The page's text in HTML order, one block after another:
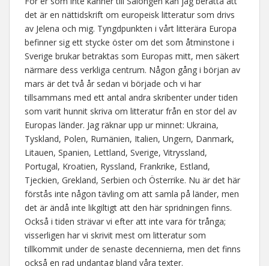
det är en nättidskrift om europeisk litteratur som drivs
av Jelena och mig. Tyngdpunkten i vårt litterära Europa
befinner sig ett stycke öster om det som åtminstone i
Sverige brukar betraktas som Europas mitt, men säkert
närmare dess verkliga centrum. Någon gång i början av
mars är det två år sedan vi började och vi har
tillsammans med ett antal andra skribenter under tiden
som varit hunnit skriva om litteratur från en stor del av
Europas länder. Jag räknar upp ur minnet: Ukraina,
Tyskland, Polen, Rumänien, Italien, Ungern, Danmark,
Litauen, Spanien, Lettland, Sverige, Vitryssland,
Portugal, Kroatien, Ryssland, Frankrike, Estland,
Tjeckien, Grekland, Serbien och Österrike. Nu är det här
förstås inte någon tävling om att samla på länder, men
det är ändå inte likgiltigt att den här spridningen finns.
Också i tiden strävar vi efter att inte vara för trånga;
visserligen har vi skrivit mest om litteratur som
tillkommit under de senaste decennierna, men det finns
också en rad undantag bland våra texter.